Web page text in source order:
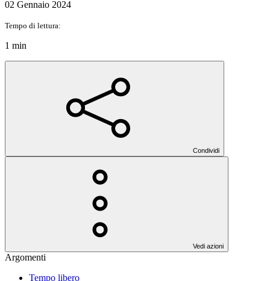
02 Gennaio 2024
Tempo di lettura:
1 min
Condividi
Vedi azioni
Argomenti
Tempo libero